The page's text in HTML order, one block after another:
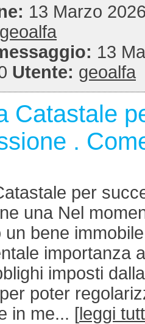
13 Marzo
geoalfa
13
Utente: geoalfa
Catastale
.
per
una Nel
un bene
importanza
imposti
poter
in me... [leggi